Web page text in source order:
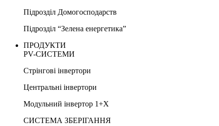
Підрозділ Домогосподарств
Підрозділ “Зелена енергетика”
ПРОДУКТИ
PV-СИСТЕМИ
Стрінгові інвертори
Центральні інвертори
Модульний інвертор 1+X
СИСТЕМА ЗБЕРІГАННЯ